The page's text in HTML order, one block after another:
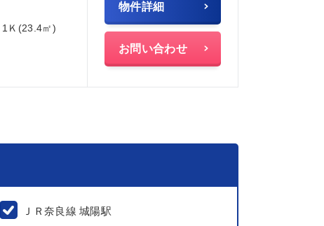
1Ｋ(23.4㎡)
物件詳細
お問い合わせ
ＪＲ奈良線 城陽駅